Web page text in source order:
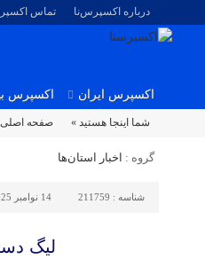
درباره اکسپرس‌نا تماس
اکسپرس ایران اکسپرس
شما اینجا هستید » صفحه
گروه : اخبار استان‌ها
شناسه : 211759 14 نوامبر 2025 - 21:43
لیگ